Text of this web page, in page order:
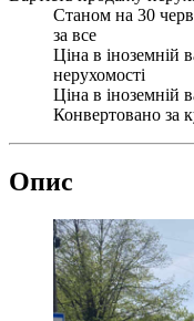
Станом на 30
за все
Ціна в іноземній
нерухомості
Ціна в іноземній
Конвертовано за
Опис